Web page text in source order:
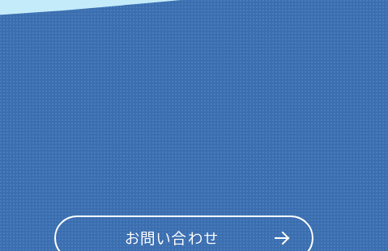
お問い合わせ